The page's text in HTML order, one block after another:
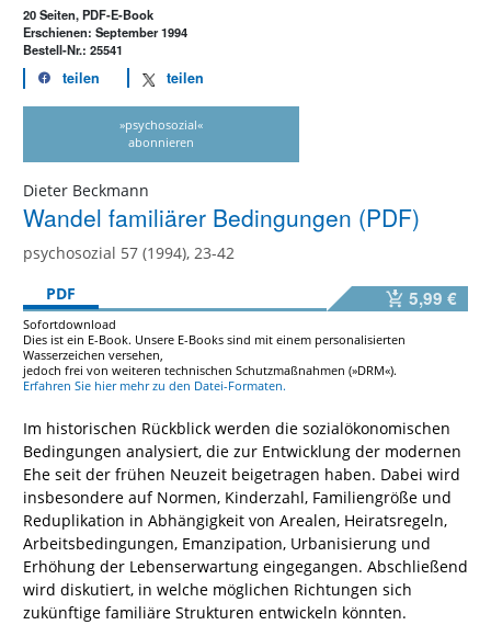
20 Seiten, PDF-E-Book
Erschienen: September 1994
Bestell-Nr.: 25541
teilen teilen
»psychosozial«
abonnieren
Dieter Beckmann
Wandel familiärer Bedingungen (PDF)
psychosozial 57 (1994), 23-42
PDF
5,99 €
Sofortdownload
Dies ist ein E-Book. Unsere E-Books sind mit einem personalisierten
Wasserzeichen versehen,
jedoch frei von weiteren technischen Schutzmaßnahmen (»DRM«).
Erfahren Sie hier mehr zu den Datei-Formaten.
Im historischen Rückblick werden die sozialökonomischen
Bedingungen analysiert, die zur Entwicklung der modernen
Ehe seit der frühen Neuzeit beigetragen haben. Dabei wird
insbesondere auf Normen, Kinderzahl, Familiengröße und
Reduplikation in Abhängigkeit von Arealen, Heiratsregeln,
Arbeitsbedingungen, Emanzipation, Urbanisierung und
Erhöhung der Lebenserwartung eingegangen. Abschließend
wird diskutiert, in welche möglichen Richtungen sich
zukünftige familiäre Strukturen entwickeln könnten.